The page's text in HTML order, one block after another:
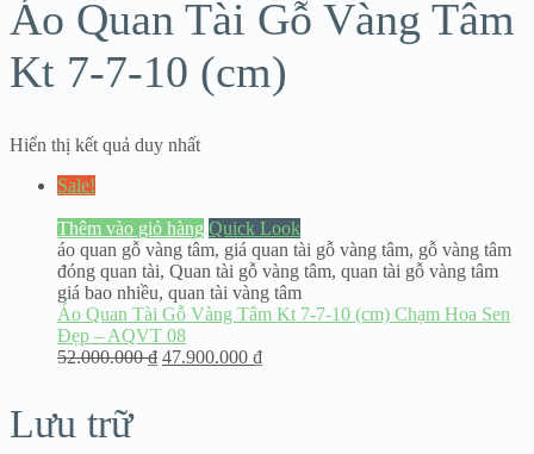
Áo Quan Tài Gỗ Vàng Tâm
Kt 7-7-10 (cm)
Hiển thị kết quả duy nhất
Sale!
Thêm vào giỏ hàng Quick Look
áo quan gỗ vàng tâm, giá quan tài gỗ vàng tâm, gỗ vàng tâm
đóng quan tài, Quan tài gỗ vàng tâm, quan tài gỗ vàng tâm
giá bao nhiều, quan tài vàng tâm
Áo Quan Tài Gỗ Vàng Tâm Kt 7-7-10 (cm) Chạm Hoa Sen
Đẹp – AQVT 08
52.000.000₫ 47.900.000 ₫
Lưu trữ